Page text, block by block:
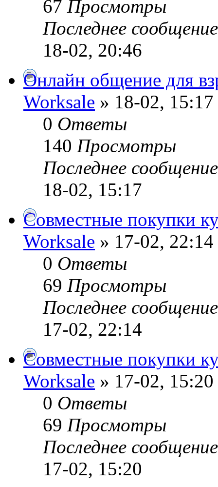
67 Просмотры
Последнее
18-02, 20:46
Онлайн общение для
Worksale » 18-02, 15:17
0 Ответы
140 Просмотры
Последнее
18-02, 15:17
Совместные покупки
Worksale » 17-02, 22:14
0 Ответы
69 Просмотры
Последнее
17-02, 22:14
Совместные покупки
Worksale » 17-02, 15:20
0 Ответы
69 Просмотры
Последнее
17-02, 15:20